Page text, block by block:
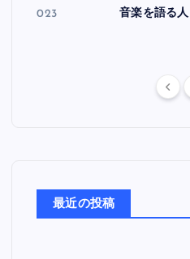
30, 2023 音楽を語る人
最近の投稿